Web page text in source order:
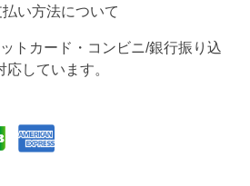
払い方法について
トカード・コンビニ/銀行振り込
しています。